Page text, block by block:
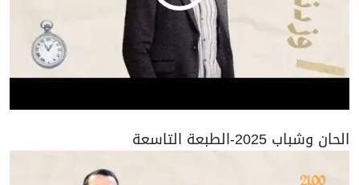
الحان وشباب 2025-الطبعة التاسعة